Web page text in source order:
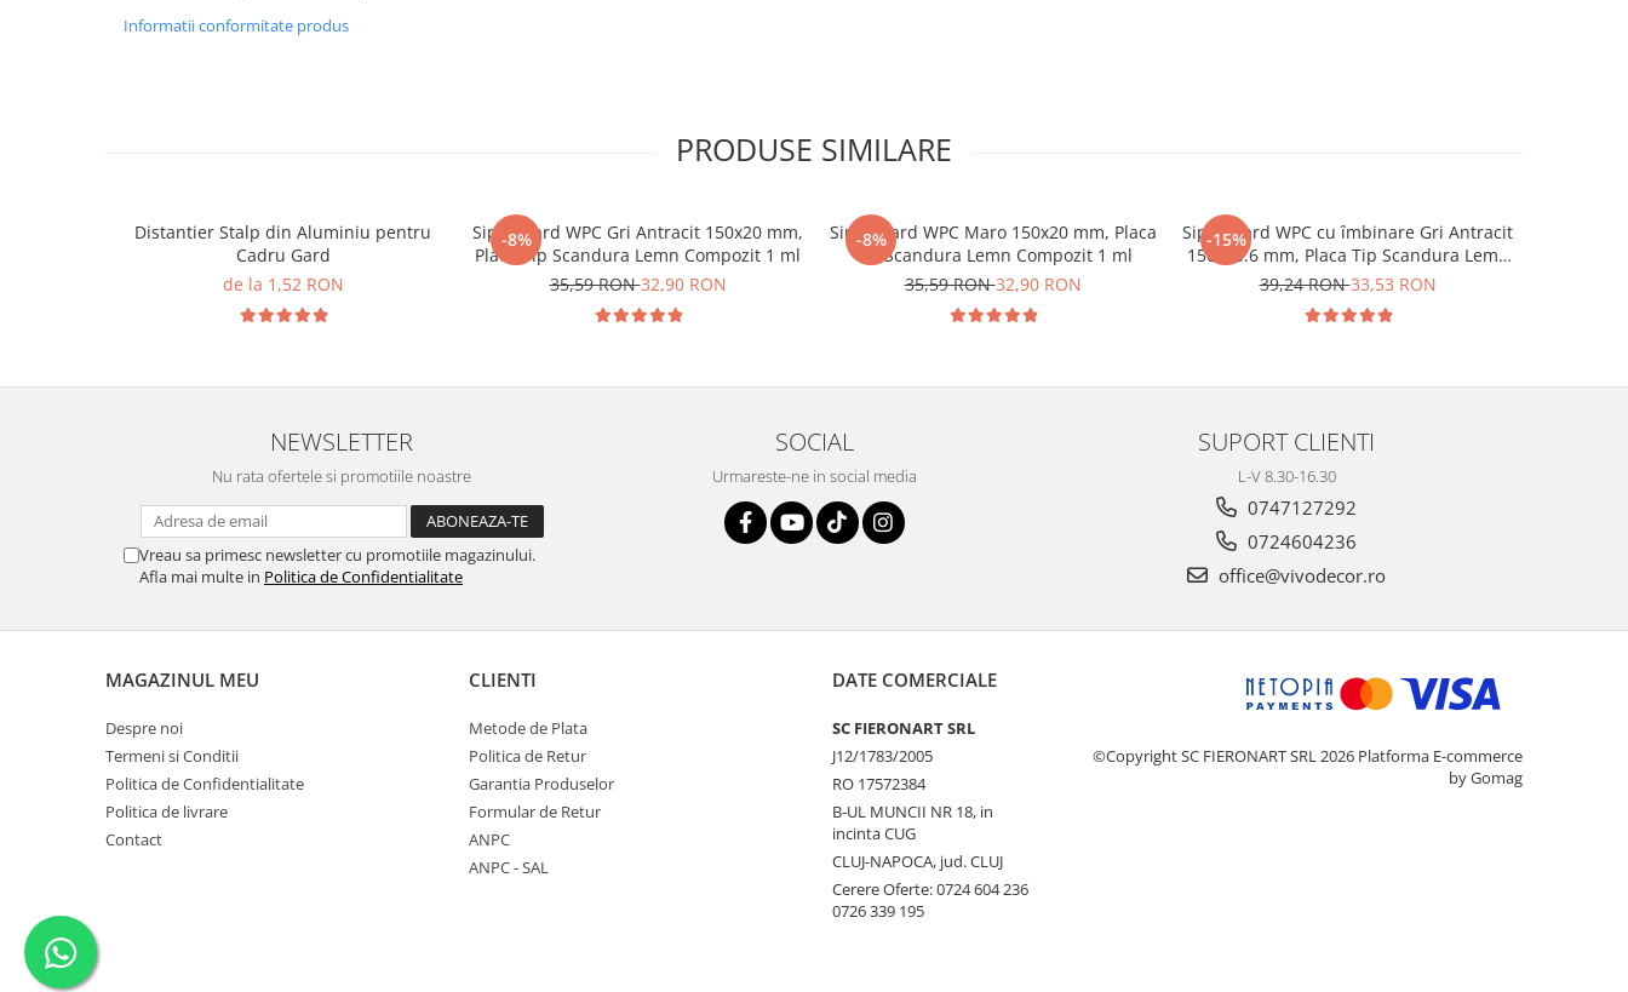
Informatii conformitate produs
PRODUSE SIMILARE
Distantier Stalp din Aluminiu pentru
Cadru Gard
de la 1,52 RON
-8%
Sipca Gard WPC Gri Antracit 150x20 mm,
Placa Tip Scandura Lemn Compozit 1 ml
35,59 RON32,90 RON
-8%
Sipca Gard WPC Maro 150x20 mm, Placa
Tip Scandura Lemn Compozit 1 ml
35,59 RON32,90 RON
-15%
Sipca Gard WPC cu îmbinare Gri Antracit
150x20.6 mm, Placa Tip Scandura Lemn
Compozit 1 ML
39,24 RON33,53 RON
NEWSLETTER
Nu rata ofertele si promotiile noastre
Vreau sa primesc newsletter cu promotiile magazinului.
Afla mai multe in Politica de Confidentialitate
SOCIAL
Urmareste-ne in social media
SUPORT CLIENTI
L-V 8.30-16.30
0747127292
0724604236
office@vivodecor.ro
MAGAZINUL MEU
Despre noi
Termeni si Conditii
Politica de Confidentialitate
Politica de livrare
Contact
CLIENTI
Metode de Plata
Politica de Retur
Garantia Produselor
Formular de Retur
ANPC
ANPC - SAL
DATE COMERCIALE
SC FIERONART SRL
J12/1783/2005
RO 17572384
B-UL MUNCII NR 18, in
incinta CUG
CLUJ-NAPOCA, jud. CLUJ
Cerere Oferte: 0724 604 236
0726 339 195
©Copyright SC FIERONART SRL 2026 Platforma E-commerce
by Gomag